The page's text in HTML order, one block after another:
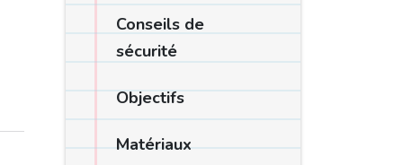
Conseils de
sécurité
Objectifs
Matériaux